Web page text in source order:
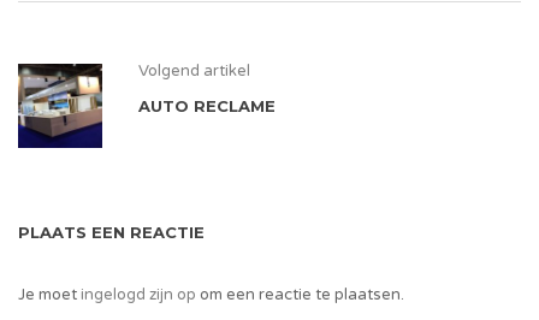
Volgend artikel
AUTO RECLAME
PLAATS EEN REACTIE
Je moetingelogd zijn op om een reactie te plaatsen.